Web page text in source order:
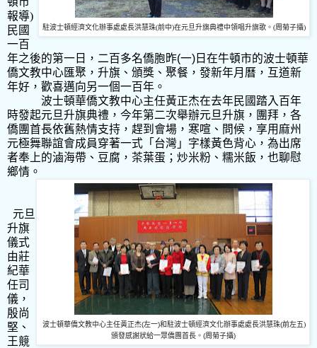
駐波士頓經濟文化辦事處處長洪慧珠(前中)在元旦升旗典禮中領唱升旗歌。 (周菊子攝)
報導)
民國
一百
年之後的第一日，二百多名僑胞昨(一) 日在牛頓市的波士頓華
僑文教中心匯聚，升旗、頒獎、聚餐，發新年月曆，互道新
年好，歡喜邁向另一個一百年。
波士頓華僑文教中心主任黃正杰在去年民國踏入百年
時發起元旦升旗典禮，今年第二次舉辦元旦升旗，團拜，各
僑團首長依舊熱情支持，趕到會場，寒喧、問候，享用麻州
元極舞聯誼會成員穿著一式「台灣」字樣黃色背心，為出席
者奉上的滷海帶、豆腐，茶葉蛋；炒米粉、糯米飯，也聊慰
鄉情。
波士頓華僑文教中心主任黃正杰(左一)和駐波士頓經濟文化辦事處處長洪慧珠(前左五)
頒發感謝狀給一眾僑團首長。 (周菊子攝)
元旦
升旗
儀式
由莊
紀華
任司
儀，
殷尚
堅、
王競